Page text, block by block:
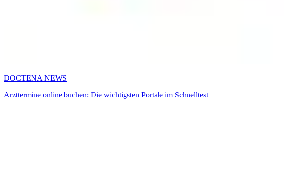
DOCTENA NEWS
Arzttermine online buchen: Die wichtigsten Portale im Schnelltest